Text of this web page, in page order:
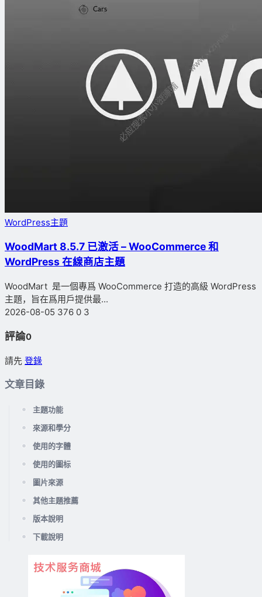
WordPress主題
WoodMart 8.5.7 已激活 – WooCommerce 和
WordPress 在線商店主題
WoodMart 是一個專爲 WooCommerce 打造的高級 WordPress
主題，旨在爲用戶提供最...
2026-08-05 376 0 3
評論0
請先 登錄
文章目錄
主題功能
來源和學分
使用的字體
使用的圖标
圖片來源
其他主題推薦
版本說明
下載說明